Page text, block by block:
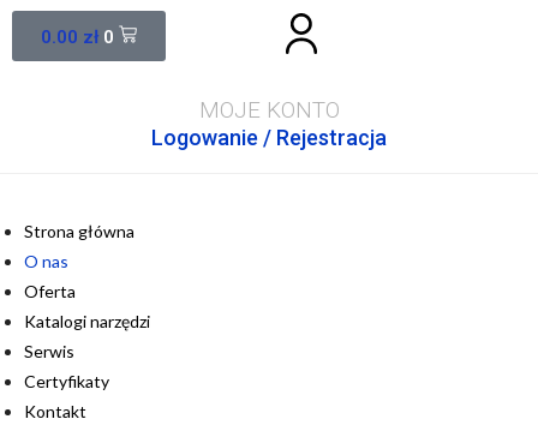
0.00 zł 0
MOJE KONTO
Logowanie / Rejestracja
Strona główna
O nas
Oferta
Katalogi narzędzi
Serwis
Certyfikaty
Kontakt